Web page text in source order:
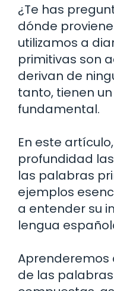
¿Te has
dónde
utilizamos a
primitivas son
derivan de
tanto, tienen
fundamental.
En este
profundidad
las palabras
ejemplos
a entender su
lengua
Aprenderemos
de las